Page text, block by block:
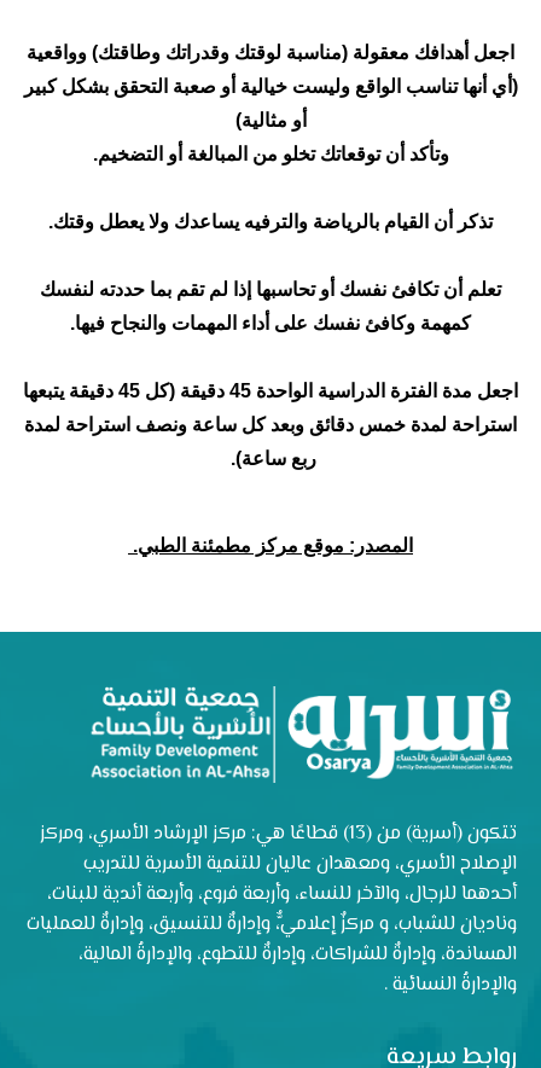
اجعل أهدافك معقولة (مناسبة لوقتك وقدراتك وطاقتك) وواقعية
(أي أنها تناسب الواقع وليست خيالية أو صعبة التحقق بشكل كبير
أو مثالية)
وتأكد أن توقعاتك تخلو من المبالغة أو التضخيم.
تذكر أن القيام بالرياضة والترفيه يساعدك ولا يعطل وقتك.
تعلم أن تكافئ نفسك أو تحاسبها إذا لم تقم بما حددته لنفسك
كمهمة وكافئ نفسك على أداء المهمات والنجاح فيها.
اجعل مدة الفترة الدراسية الواحدة 45 دقيقة (كل 45 دقيقة يتبعها
استراحة لمدة خمس دقائق وبعد كل ساعة ونصف استراحة لمدة
ربع ساعة.(
المصدر: موقع مركز مطمئنة الطبي.
تتكون (أسرية) من (13) قطاعًا هي: مركز الإرشاد الأسري، ومركز
الإصلاح الأسري، ومعهدان عاليان للتنمية الأسرية للتدريب
أحدهما للرجال، والآخر للنساء، وأربعة فروع، وأربعة أندية للبنات،
وناديان للشباب، و مركزٌ إعلاميٌّ، وإدارةٌ للتنسيق، وإدارةٌ للعمليات
المساندة، وإدارةٌ للشراكات، وإدارةٌ للتطوع، والإدارةُ المالية،
والإدارةُ النسائية .
روابط سريعة